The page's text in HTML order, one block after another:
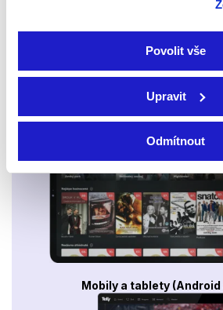
Povolit vše
Upravit
Odmítnout
Smart TV - Android, Google,
Mobily a tablety (Android